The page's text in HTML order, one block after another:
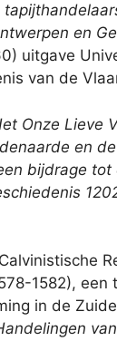
en
uitgave
van de
Onze Lieve
en
bijdrage
1582), een
in de